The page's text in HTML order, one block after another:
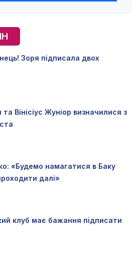
Зоря підписала двох
та Вінісіус Жуніор визначилися з
«Будемо намагатися в Баку
далі»
клуб має бажання підписати